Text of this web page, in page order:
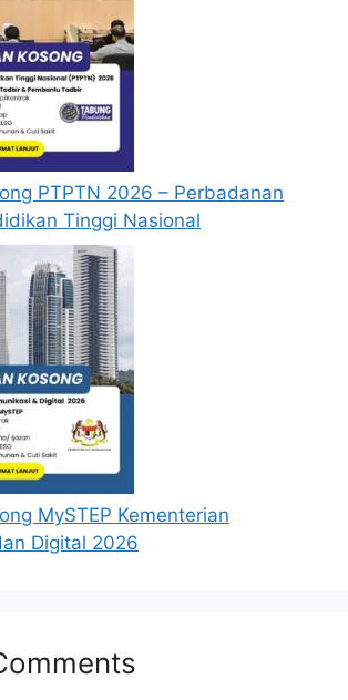
PTPTN 2026 – Perbadanan
Tinggi Nasional
MySTEP Kementerian
Digital 2026